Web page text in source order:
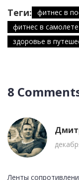
Теги: фитнес в
фитнес в самолете
здоровье в
8
Ленты